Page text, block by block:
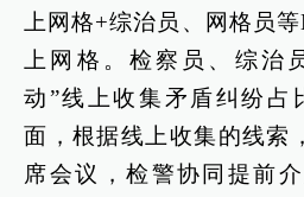
上网格+综治员、网格员
上网格。检察员、综治
动”线上收集矛盾纠纷占
面，根据线上收集的线索
席会议，检警协同提前